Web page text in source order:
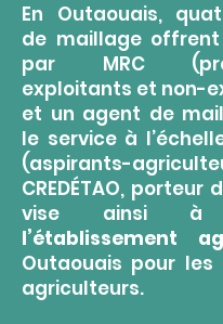
En Outaouais,
de maillage
par MRC
exploitants et non-
et un agent de
le service à
(aspirants-
CREDÉTAO, porteur
vise ainsi
l’établissement
Outaouais pour les
agriculteurs.